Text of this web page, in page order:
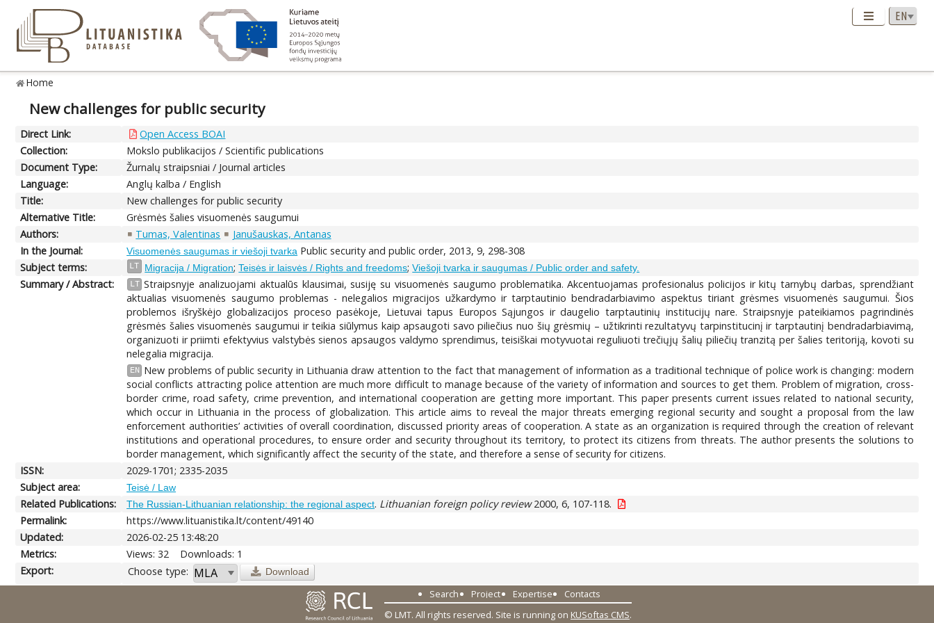
Home
New challenges for public security
Direct Link:
Open Access BOAI
Collection:
Mokslo publikacijos / Scientific publications
Document Type:
Žurnalų straipsniai / Journal articles
Language:
Anglų kalba / English
Title:
New challenges for public security
Alternative Title:
Grėsmės šalies visuomenės saugumui
Authors:
Tumas, Valentinas
Janušauskas, Antanas
In the Journal:
Visuomenės saugumas ir viešoji tvarka Public security and public order, 2013, 9, 298-308
Subject terms:
LT Migracija / Migration;Teisės ir laisvės / Rights and freedoms;Viešoji tvarka ir saugumas / Public order and safety.
Summary / Abstract: LT Straipsnyje analizuojami aktualūs klausimai, susiję su visuomenės saugumo problematika. Akcentuojamas profesionalus policijos ir kitų tarnybų darbas, sprendžiant
aktualias visuomenės saugumo problemas - nelegalios migracijos užkardymo ir tarptautinio bendradarbiavimo aspektus tiriant grėsmes visuomenės saugumui. Šios
problemos išryškėjo globalizacijos proceso pasėkoje, Lietuvai tapus Europos Sąjungos ir daugelio tarptautinių institucijų nare. Straipsnyje pateikiamos pagrindinės
grėsmės šalies visuomenės saugumui ir teikia siūlymus kaip apsaugoti savo piliečius nuo šių grėsmių – užtikrinti rezultatyvų tarpinstitucinį ir tarptautinį bendradarbiavimą,
organizuoti ir priimti efektyvius valstybės sienos apsaugos valdymo sprendimus, teisiškai motyvuotai reguliuoti trečiųjų šalių piliečių tranzitą per šalies teritoriją, kovoti su
nelegalia migracija.
EN
New problems of public security in Lithuania draw attention to the fact that management of information as a traditional technique of police work is changing: modern
social conflicts attracting police attention are much more difficult to manage because of the variety of information and sources to get them. Problem of migration, cross-
border crime, road safety, crime prevention, and international cooperation are getting more important. This paper presents current issues related to national security,
which occur in Lithuania in the process of globalization. This article aims to reveal the major threats emerging regional security and sought a proposal from the law
enforcement authorities’ activities of overall coordination, discussed priority areas of cooperation. A state as an organization is required through the creation of relevant
institutions and operational procedures, to ensure order and security throughout its territory, to protect its citizens from threats. The author presents the solutions to
border management, which significantly affect the security of the state, and therefore a sense of security for citizens.
ISSN:
2029-1701; 2335-2035
Subject area:
Teisė / Law
Related Publications: The Russian-Lithuanian relationship: the regional aspect. Lithuanian foreign policy review2000, 6, 107-118.
Permalink:
https://www.lituanistika.lt/content/49140
Updated:
2026-02-25 13:48:20
Metrics:
Views: 32
Downloads: 1
Export:
Choose type: Download
Search Project Expertise
Contacts
© LMT. All rights reserved. Site is running on KUSoftas CMS.